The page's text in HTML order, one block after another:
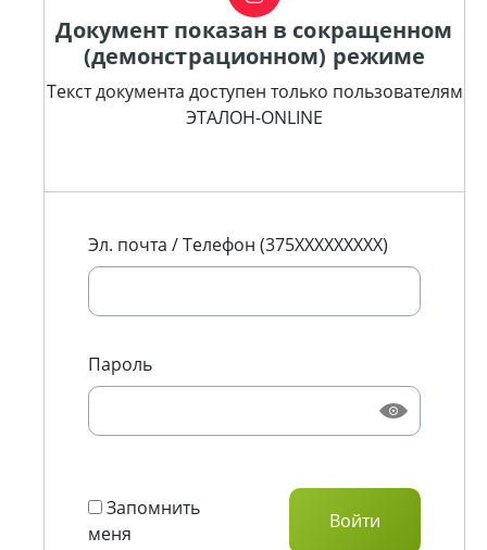
Документ показан в сокращенном
(демонстрационном) режиме
Текст документа доступен только пользователям
ЭТАЛОН-ONLINE
Эл. почта / Телефон (375XXXXXXXXX)
Пароль
Запомнить
меня